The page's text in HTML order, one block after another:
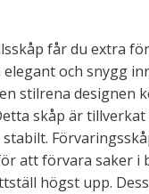
får du extra
och snygg
stilrena designen
skåp är tillverkat
att förvara saker i
högst upp.